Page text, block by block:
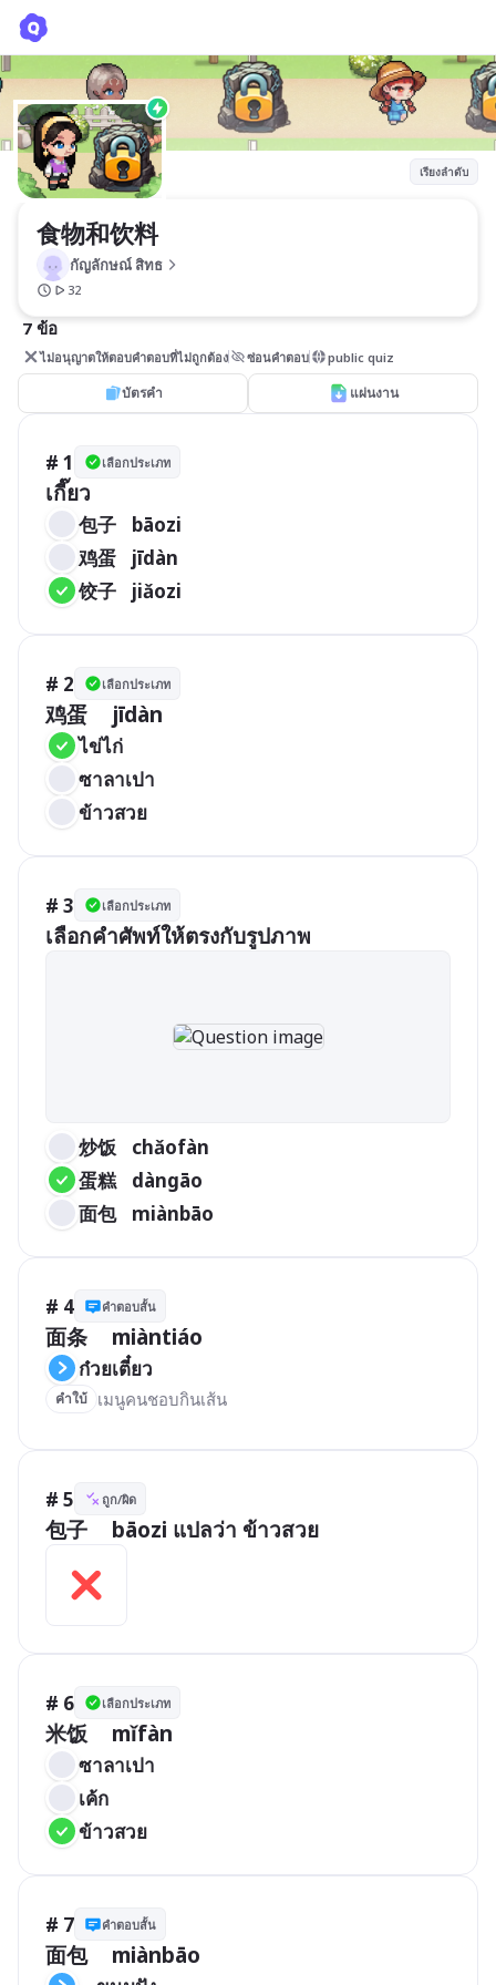
เรียงลำดับ
食物和饮料
กัญลักษณ์ สิทธ
32
7 ข้อ
ไม่อนุญาตให้ตอบคำตอบที่ไม่ถูกต้อง ซ่อนคำตอบ public quiz
บัตรคำ แผ่นงาน
# 1 เลือกประเภท
เกี๊ยว
包子	bāozi
鸡蛋	jīdàn
饺子	jiǎozi
# 2 เลือกประเภท
鸡蛋	jīdàn
ไข่ไก่
ซาลาเปา
ข้าวสวย
# 3 เลือกประเภท
เลือกคำศัพท์ให้ตรงกับรูปภาพ
炒饭	chǎofàn
蛋糕	dàngāo
面包	miànbāo
# 4 คำตอบสั้น
面条	miàntiáo
ก๋วยเตี๋ยว
คำใบ้ เมนูคนชอบกินเส้น
# 5 ถูก/ผิด
包子	bāozi แปลว่า ข้าวสวย
# 6 เลือกประเภท
米饭	mǐfàn
ซาลาเปา
เค้ก
ข้าวสวย
# 7 คำตอบสั้น
面包	miànbāo